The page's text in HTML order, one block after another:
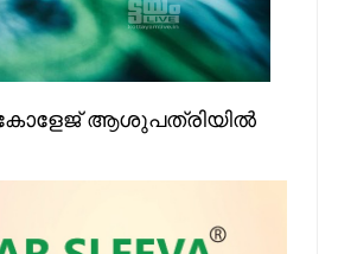
കോളേജ് ആശുപത്രിയിൽ